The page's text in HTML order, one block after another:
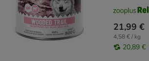
21,99 €
4,58 € / kg
20,89 €